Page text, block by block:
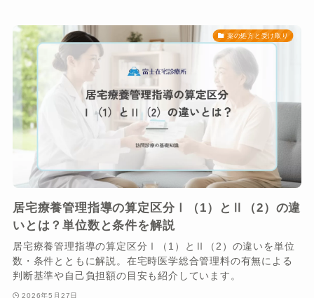
薬の処方と受け取り
居宅療養管理指導の算定区分Ⅰ（1）とⅡ（2）の違
いとは？単位数と条件を解説
居宅療養管理指導の算定区分Ⅰ（1）とⅡ（2）の違いを単位
数・条件とともに解説。在宅時医学総合管理料の有無による
判断基準や自己負担額の目安も紹介しています。
2026年5月27日